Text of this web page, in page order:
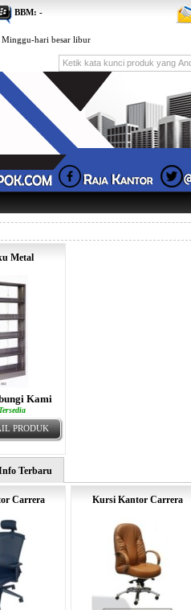
Minggu-hari besar libur
Metal
Kami
PRODUK
Terbaru
Carrera Kursi Kantor Carrera
BBM: -